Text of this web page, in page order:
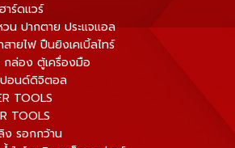
าร์ดแวร์
วน ปากตาย ประแจแอล
ายไฟ ปืนยิงเคเบิ้ลไทร์
กล่อง ตู้เครื่องมือ
ปอนด์ดิจิตอล
TOOLS
TOOLS
ง รอกกว้าน